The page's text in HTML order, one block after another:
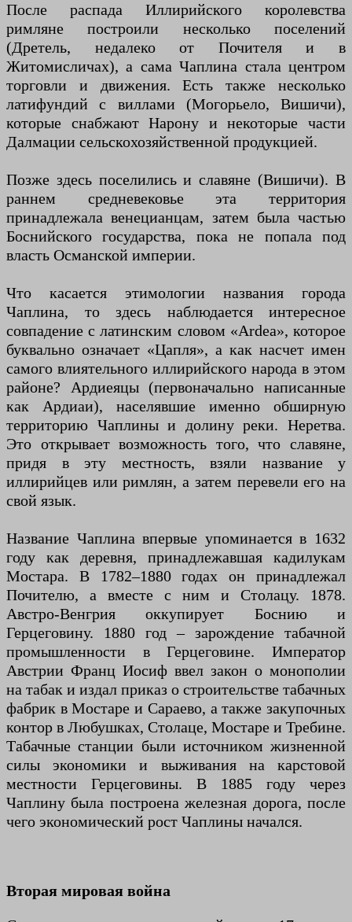
После распада Иллирийского королевства
римляне построили несколько поселений
(Дретель, недалеко от Почителя и в
Житомисличах), а сама Чаплина стала центром
торговли и движения. Есть также несколько
латифундий с виллами (Могорьело, Вишичи),
которые снабжают Нарону и некоторые части
Далмации сельскохозяйственной продукцией.
Позже здесь поселились и славяне (Вишичи). В
раннем средневековье эта территория
принадлежала венецианцам, затем была частью
Боснийского государства, пока не попала под
власть Османской империи.
Что касается этимологии названия города
Чаплина, то здесь наблюдается интересное
совпадение с латинским словом «Ardea», которое
буквально означает «Цапля», а как насчет имен
самого влиятельного иллирийского народа в этом
районе? Ардиеяцы (первоначально написанные
как Ардиаи), населявшие именно обширную
территорию Чаплины и долину реки. Неретва.
Это открывает возможность того, что славяне,
придя в эту местность, взяли название у
иллирийцев или римлян, а затем перевели его на
свой язык.
Название Чаплина впервые упоминается в 1632
году как деревня, принадлежавшая кадилукам
Мостара. В 1782–1880 годах он принадлежал
Почителю, а вместе с ним и Столацу. 1878.
Австро-Венгрия оккупирует Боснию и
Герцеговину. 1880 год – зарождение табачной
промышленности в Герцеговине. Император
Австрии Франц Иосиф ввел закон о монополии
на табак и издал приказ о строительстве табачных
фабрик в Мостаре и Сараево, а также закупочных
контор в Любушках, Столаце, Мостаре и Требине.
Табачные станции были источником жизненной
силы экономики и выживания на карстовой
местности Герцеговины. В 1885 году через
Чаплину была построена железная дорога, после
чего экономический рост Чаплины начался.
Вторая мировая война